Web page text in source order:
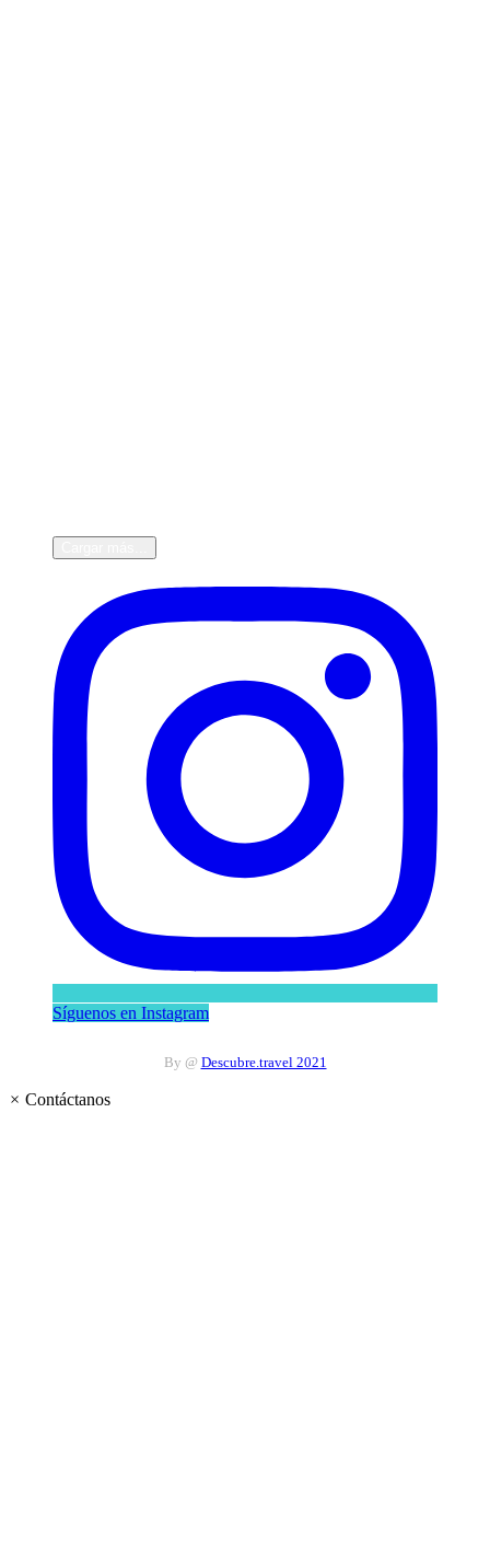
Síguenos en Instagram
By @ Descubre.travel 2021
× Contáctanos